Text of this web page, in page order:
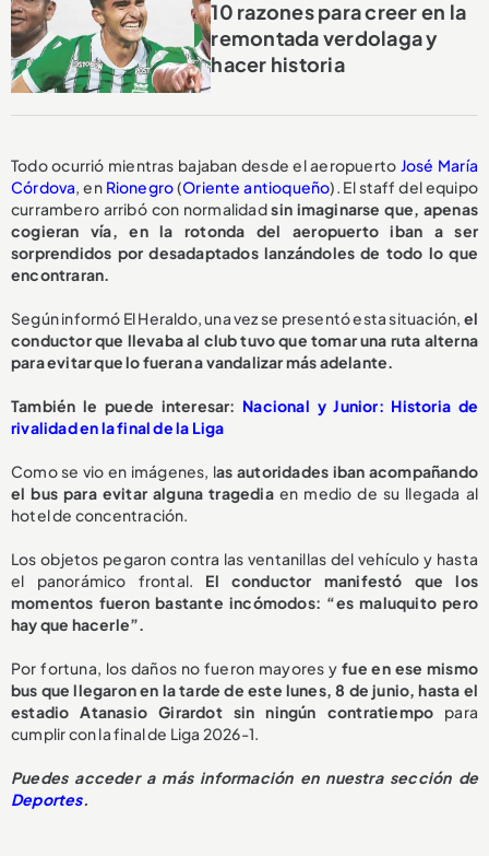
10 razones para creer en la
remontada verdolaga y
hacer historia
Todo ocurrió mientras bajaban desde el aeropuerto José María
Córdova, en Rionegro(Oriente antioqueño). El staff del equipo
currambero arribó con normalidadsin imaginarse que, apenas
cogieran vía, en la rotonda del aeropuerto iban a ser
sorprendidos por desadaptados lanzándoles de todo lo que
encontraran.
Según informó El Heraldo, una vez se presentó esta situación, el
conductor que llevaba al club tuvo que tomar una ruta alterna
para evitar que lo fueran a vandalizar más adelante.
También le puede interesar: Nacional y Junior: Historia de
rivalidad en la final de la Liga
Como se vio en imágenes, las autoridades iban acompañando
el bus para evitar alguna tragediaen medio de su llegada al
hotel de concentración.
Los objetos pegaron contra las ventanillas del vehículo y hasta
el panorámico frontal. El conductor manifestó que los
momentos fueron bastante incómodos: “es maluquito pero
hay que hacerle”.
Por fortuna, los daños no fueron mayores yfue en ese mismo
bus que llegaron en la tarde de este lunes, 8 de junio, hasta el
estadio Atanasio Girardot sin ningún contratiempo para
cumplir con la final de Liga 2026-1.
Puedes acceder a más información en nuestra sección de
Deportes.